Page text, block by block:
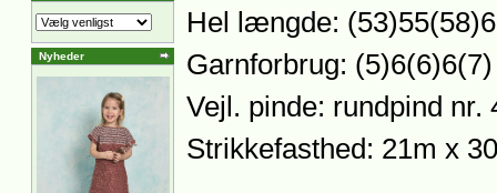
Nyheder
Hel længde:
Garnforbrug:
Vejl. pinde: rundpind nr.
Strikkefasthed: 21m x